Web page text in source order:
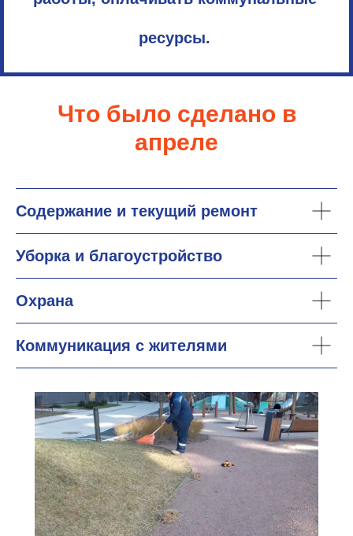
ресурсы.
Что было сделано в
апреле
Содержание и текущий ремонт
Уборка и благоустройство
Охрана
Коммуникация с жителями